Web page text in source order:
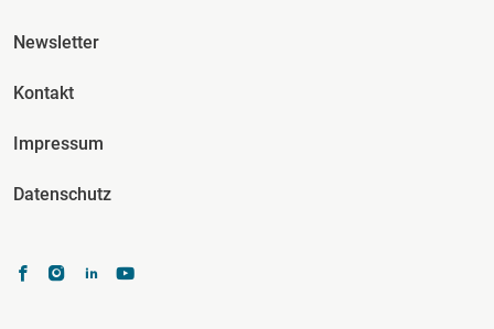
Fusszeile Spalte 3
Newsletter
Kontakt
Impressum
Datenschutz